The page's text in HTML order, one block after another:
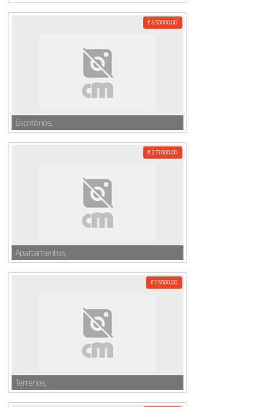
€ 650000,00
Escritórios,
€ 273000,00
Apartamentos,
€ 25000,00
Terrenos,